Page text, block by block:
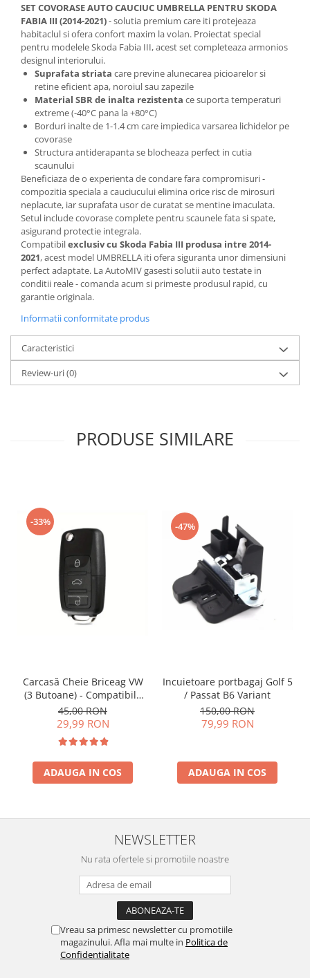
SET COVORASE AUTO CAUCIUC UMBRELLA PENTRU SKODA
FABIA III (2014-2021)- solutia premium care iti protejeaza
habitaclul si ofera confort maxim la volan. Proiectat special
pentru modelele Skoda Fabia III, acest set completeaza armonios
designul interiorului.
Suprafata striata care previne alunecarea picioarelor si
retine eficient apa, noroiul sau zapezile
Material SBR de inalta rezistenta ce suporta temperaturi
extreme (-40°C pana la +80°C)
Borduri inalte de 1-1.4 cm care impiedica varsarea lichidelor pe
covorase
Structura antiderapanta se blocheaza perfect in cutia
scaunului
Beneficiaza de o experienta de condare fara compromisuri -
compozitia speciala a cauciucului elimina orice risc de mirosuri
neplacute, iar suprafata usor de curatat se mentine imaculata.
Setul include covorase complete pentru scaunele fata si spate,
asigurand protectie integrala.
Compatibilexclusiv cu Skoda Fabia III produsa intre 2014-
2021, acest model UMBRELLA iti ofera siguranta unor dimensiuni
perfect adaptate. La AutoMIV gasesti solutii auto testate in
conditii reale - comanda acum si primeste produsul rapid, cu
garantie originala.
Informatii conformitate produs
Caracteristici
Review-uri(0)
PRODUSE SIMILARE
-33%
Carcasă Cheie Briceag VW
(3 Butoane) - Compatibilă
Golf 5, Jetta, Touran etc
45,00 RON
29,99 RON
ADAUGA IN COS
-47%
Incuietoare portbagaj Golf 5
/ Passat B6 Variant
150,00 RON
79,99 RON
ADAUGA IN COS
NEWSLETTER
Nu rata ofertele si promotiile noastre
Vreau sa primesc newsletter cu promotiile
magazinului. Afla mai multe in Politica de
Confidentialitate